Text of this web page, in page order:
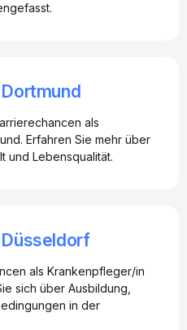
als
Erfahren Sie mehr über
und Lebensqualität.
als Krankenpfleger/in
sich über Ausbildung,
in der